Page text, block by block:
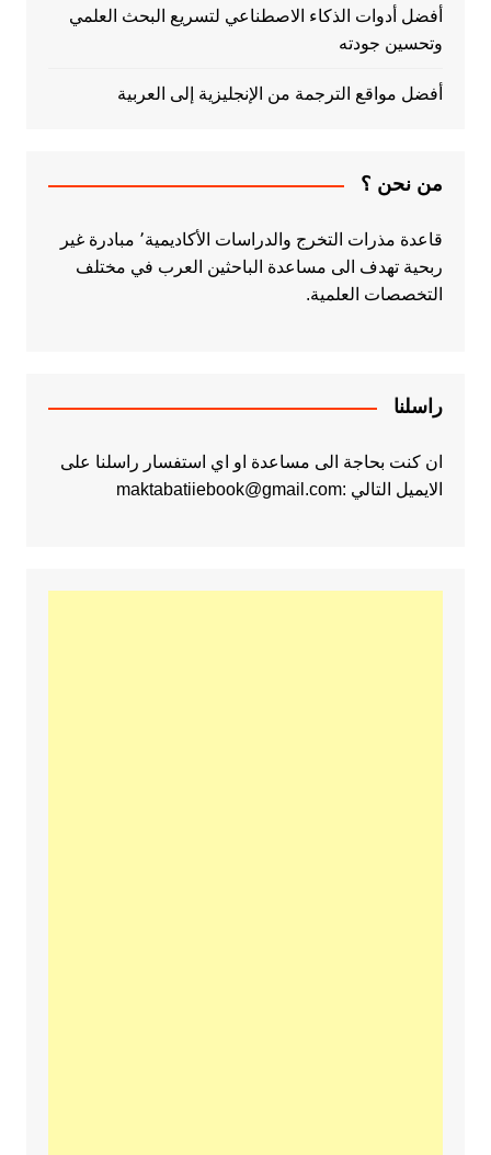
أفضل أدوات الذكاء الاصطناعي لتسريع البحث العلمي
وتحسين جودته
أفضل مواقع الترجمة من الإنجليزية إلى العربية
من نحن ؟
قاعدة مذرات التخرج والدراسات الأكاديمية٬ مبادرة غير
ربحية تهدف الى مساعدة الباحثين العرب في مختلف
التخصصات العلمية.
راسلنا
ان كنت بحاجة الى مساعدة او اي استفسار راسلنا على
الايميل التالي :maktabatiiebook@gmail.com